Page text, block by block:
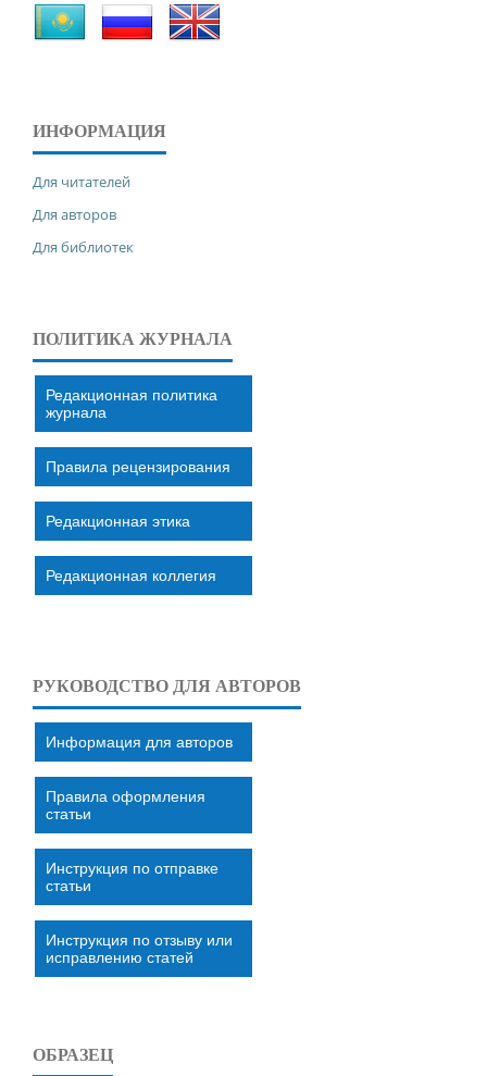
ИНФОРМАЦИЯ
Для читателей
Для авторов
Для библиотек
ПОЛИТИКА ЖУРНАЛА
Редакционная политика
журнала
Правила рецензирования
Редакционная этика
Редакционная коллегия
РУКОВОДСТВО ДЛЯ АВТОРОВ
Информация для авторов
Правила оформления
статьи
Инструкция по отправке
статьи
Инструкция по отзыву или
исправлению статей
ОБРАЗЕЦ